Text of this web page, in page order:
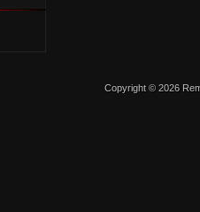
Copyright © 2026